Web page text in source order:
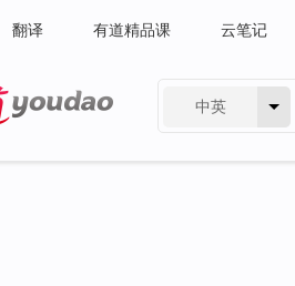
翻译 有道精品课 云笔记
中英